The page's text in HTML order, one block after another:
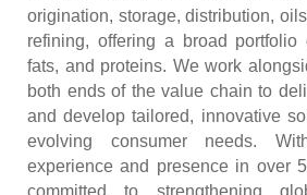
origination, storage, distribution,
refining, offering a broad portfolio
fats, and proteins. We work
both ends of the value chain to
and develop tailored, innovative
evolving consumer needs.
experience and presence in over
committed to strengthening